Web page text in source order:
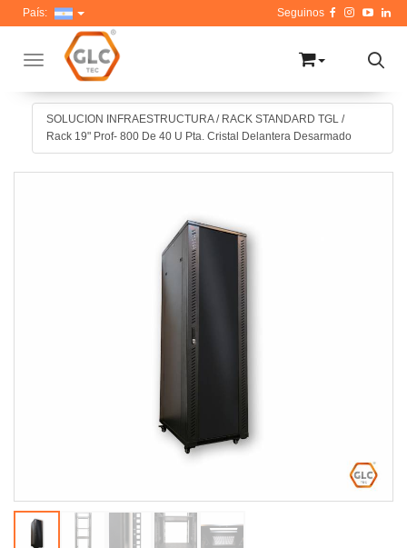
Toggle navigation
País:
SOLUCION INFRAESTRUCTURA/ RACK STANDARD TGL /
Rack 19" Prof- 800 De 40 U Pta. Cristal Delantera Desarmado